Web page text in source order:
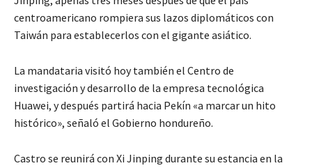
centroamericano rompiera sus lazos diplomáticos con
Taiwán para establecerlos con el gigante asiático.
La mandataria visitó hoy también el Centro de
investigación y desarrollo de la empresa tecnológica
Huawei, y después partirá hacia Pekín «a marcar un hito
histórico», señaló el Gobierno hondureño.
Castro se reunirá con Xi Jinping durante su estancia en la